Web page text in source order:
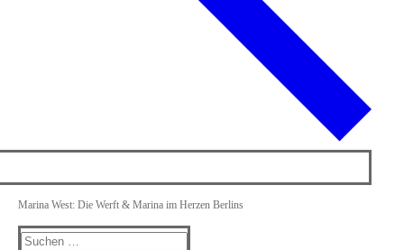
Marina West: Die Werft & Marina im Herzen Berlins
Suchen